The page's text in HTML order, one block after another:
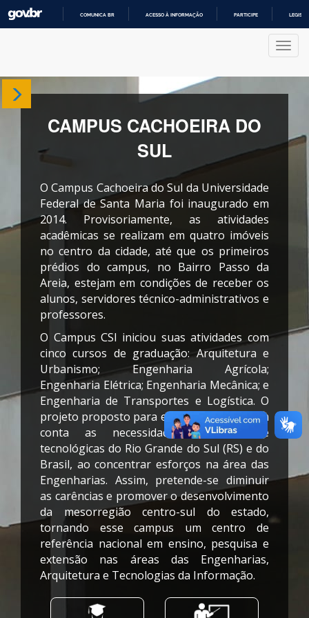
COMUNICA BR ACESSO À INFORMAÇÃO PARTICIPE
Sobre
Departamentos
Produções
Projetos
CAMPUS CACHOEIRA DO
SUL
O Campus Cachoeira do Sul da Universidade
Federal de Santa Maria foi inaugurado em
2014. Provisoriamente, as atividades
acadêmicas se realizam em quatro imóveis
no centro da cidade, até que os primeiros
prédios do campus, no Bairro Passo da
Areia, estejam em condições de receber os
alunos, servidores técnico-administrativos e
professores.
O Campus CSl iniciou suas atividades com
cinco cursos de graduação: Arquitetura e
Urbanismo; Engenharia Agrícola;
Engenharia Elétrica; Engenharia Mecânica; e
Engenharia de Transportes e Logística. O
projeto proposto para esse campus leva em
conta as necessidades científicas e
tecnológicas do Rio Grande do Sul (RS) e do
Brasil, ao concentrar esforços na área das
Engenharias. Assim, pretende-se diminuir
as carências e promover o desenvolvimento
da mesorregião centro-sul do estado,
tornando esse campus um centro de
referência nacional em ensino, pesquisa e
extensão nas áreas das Engenharias,
Arquitetura e Tecnologias da Informação.